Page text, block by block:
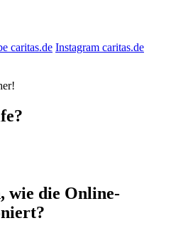
caritas.de Instagram caritas.de
wie die Online-